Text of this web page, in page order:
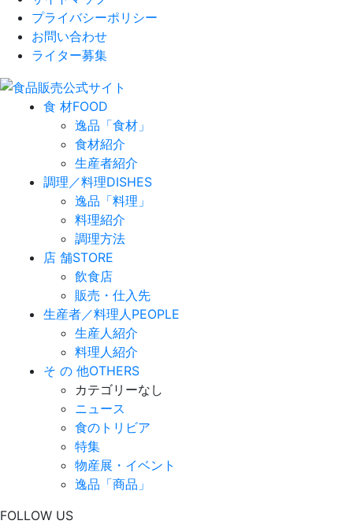
プライバシーポリシー
お問い合わせ
ライター募集
食 材FOOD
逸品「食材」
食材紹介
生産者紹介
調理／料理DISHES
逸品「料理」
料理紹介
調理方法
店 舗STORE
飲食店
販売・仕入先
生産者／料理人PEOPLE
生産人紹介
料理人紹介
そ の 他OTHERS
カテゴリーなし
ニュース
食のトリビア
特集
物産展・イベント
逸品「商品」
FOLLOW US